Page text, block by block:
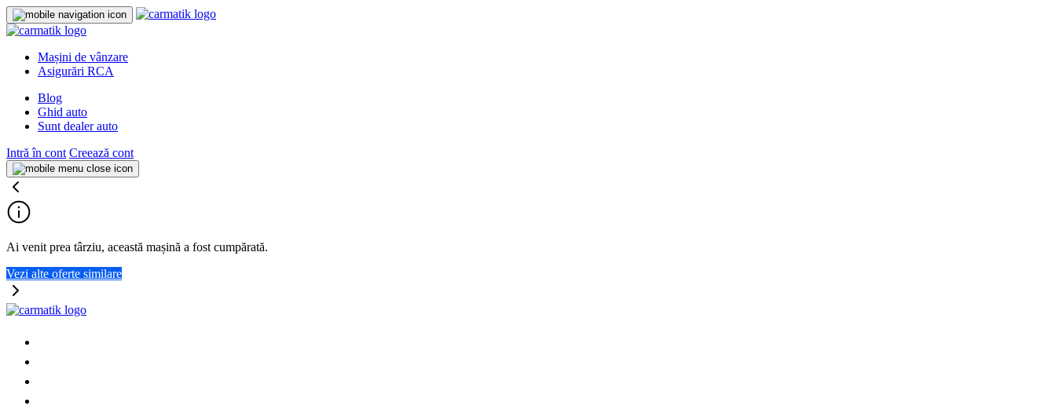
Mașini de vânzare
Asigurări RCA
Blog
Ghid auto
Sunt dealer auto
Intră în cont Creează cont
Ai venit prea târziu, această mașină a fost cumpărată.
Vezi alte oferte similare